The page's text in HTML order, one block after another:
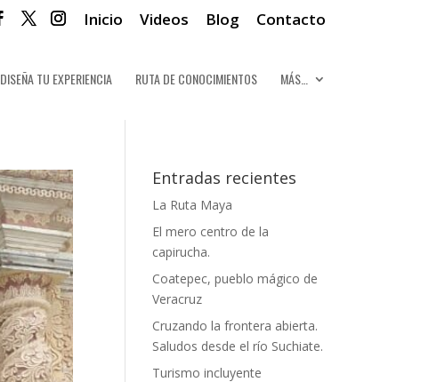
Inicio Videos Blog Contacto
DISEÑA TU EXPERIENCIA RUTA DE CONOCIMIENTOS MÁS…
Entradas recientes
La Ruta Maya
El mero centro de la
capirucha.
Coatepec, pueblo mágico de
Veracruz
Cruzando la frontera abierta.
Saludos desde el río Suchiate.
Turismo incluyente